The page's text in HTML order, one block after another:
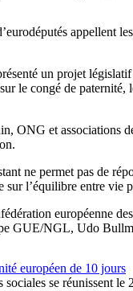
appellent
un projet
le congé de
ONG et associations
ne permet pas de
l’équilibre entre vie
européenne
GUE/NGL, Udo
européen de 10 jours
se réunissent